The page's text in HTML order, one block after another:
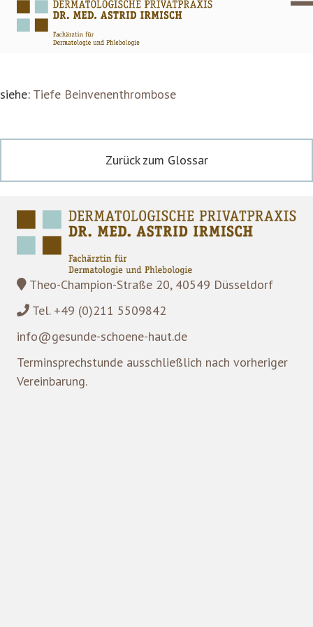
siehe: Tiefe Beinvenenthrombose
Zurück zum Glossar
Theo-Champion-Straße 20, 40549 Düsseldorf
Tel. +49 (0)211 5509842
info@gesunde-schoene-haut.de
Terminsprechstunde ausschließlich nach vorheriger
Vereinbarung.